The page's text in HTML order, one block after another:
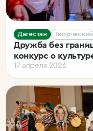
Дагестан
Дружба без
конкурс о
17 апреля 2026